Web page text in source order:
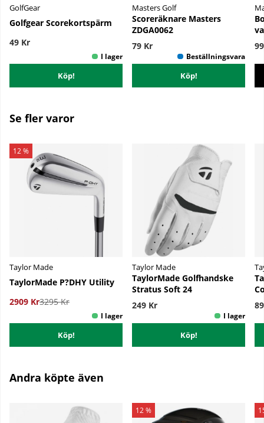
GolfGear
Golfgear Scorekortspärm
49 Kr
Köp!
Masters Golf
Scoreräknare Masters
ZDGA0062
79 Kr
Köp!
Se fler varor
12 %
Taylor Made
TaylorMade P?DHY Utility
2909 Kr3295 Kr
Köp!
Taylor Made
TaylorMade Golfhandske
Stratus Soft 24
249 Kr
Köp!
Andra köpte även
12 %